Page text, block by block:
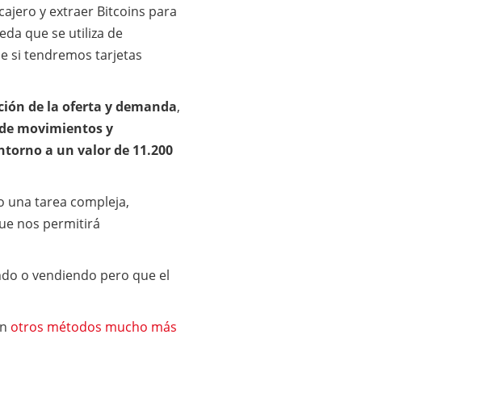
y extraer Bitcoins para
que se utiliza de
si tendremos tarjetas
de la oferta y demanda,
movimientos y
a un valor de 11.200
una tarea compleja,
nos permitirá
o vendiendo pero que el
otros métodos mucho más